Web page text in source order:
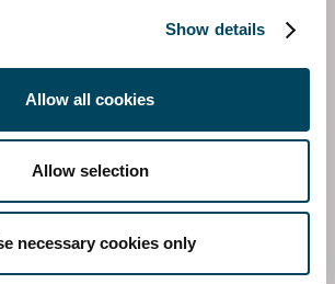
Show details
Allow all cookies
Allow selection
necessary cookies only
Sixtine Gauvrit
Project Manager
Direct: +33 1 83 62 32 18
E-mail
Télécharger la vCard